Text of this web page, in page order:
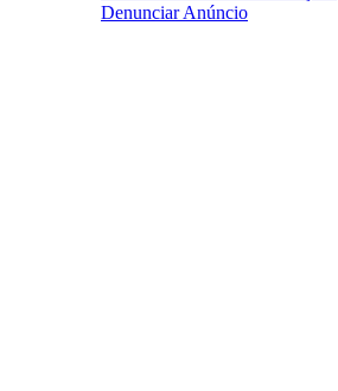
Denunciar Anúncio